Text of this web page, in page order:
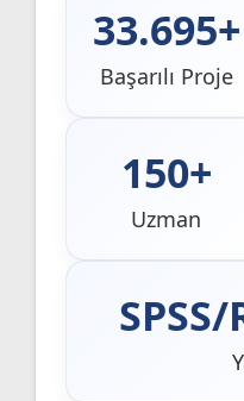
33.695+
Başarılı Proje
150+
Uzman